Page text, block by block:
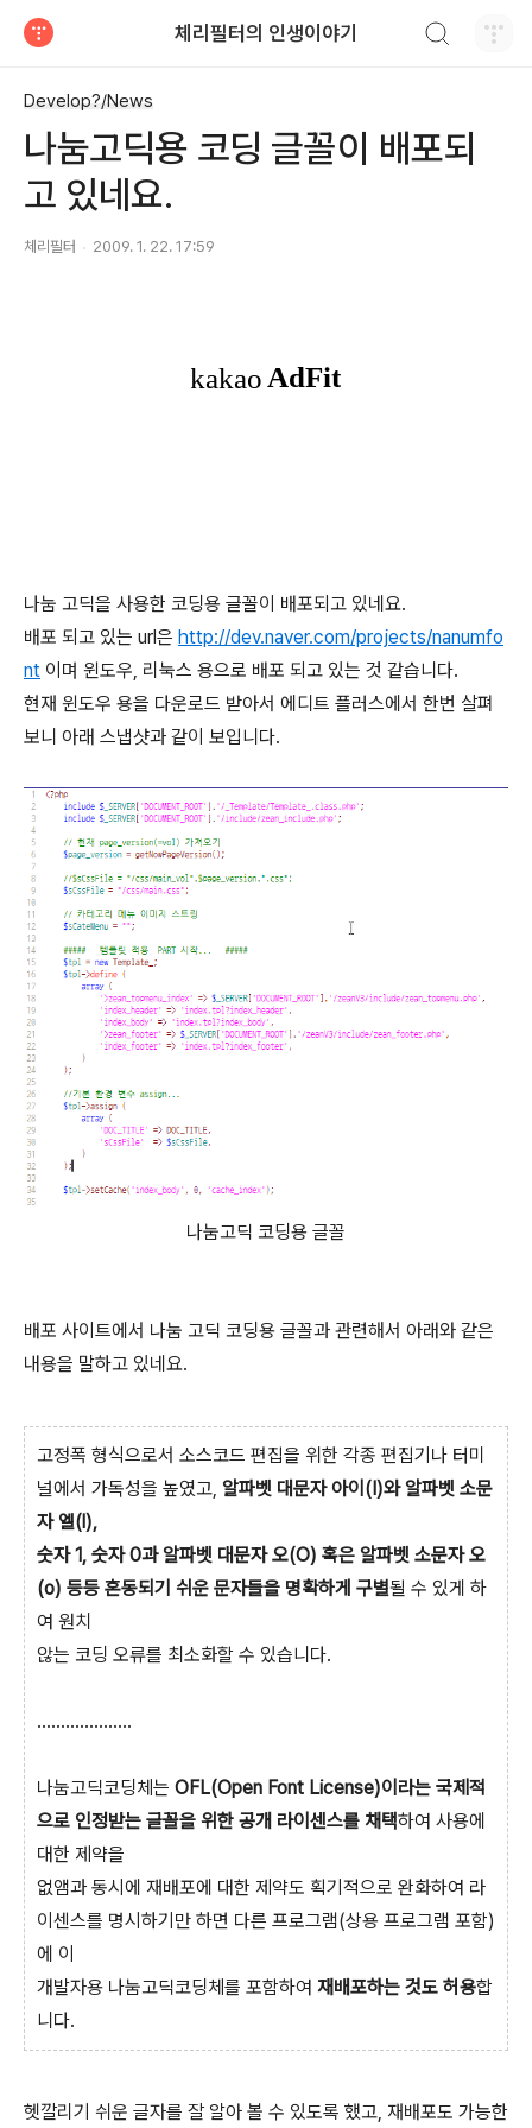
체리필터의 인생이야기
Develop?/News
나눔고딕용 코딩 글꼴이 배포되
고 있네요.
체리필터 2009. 1. 22. 17:59
나눔 고딕을 사용한 코딩용 글꼴이 배포되고 있네요.
배포 되고 있는 url은 http://dev.naver.com/projects/nanumfo
nt 이며 윈도우, 리눅스 용으로 배포 되고 있는 것 같습니다.
현재 윈도우 용을 다운로드 받아서 에디트 플러스에서 한번 살펴
보니 아래 스냅샷과 같이 보입니다.
나눔고딕 코딩용 글꼴
배포 사이트에서 나눔 고딕 코딩용 글꼴과 관련해서 아래와 같은
내용을 말하고 있네요.
고정폭 형식으로서 소스코드 편집을 위한 각종 편집기나 터미
널에서 가독성을 높였고, 알파벳 대문자 아이(I)와 알파벳 소문
자 엘(l),
숫자 1, 숫자 0과 알파벳 대문자 오(O) 혹은 알파벳 소문자 오
(o) 등등 혼동되기 쉬운 문자들을 명확하게 구별될 수 있게 하
여 원치
않는 코딩 오류를 최소화할 수 있습니다.
....................
나눔고딕코딩체는 OFL(Open Font License)이라는 국제적
으로 인정받는 글꼴을 위한 공개 라이센스를 채택하여 사용에
대한 제약을
없앰과 동시에 재배포에 대한 제약도 획기적으로 완화하여 라
이센스를 명시하기만 하면 다른 프로그램(상용 프로그램 포함)
에 이
개발자용 나눔고딕코딩체를 포함하여 재배포하는 것도 허용합
니다.
헷깔리기 쉬운 글자를 잘 알아 볼 수 있도록 했고, 재배포도 가능한